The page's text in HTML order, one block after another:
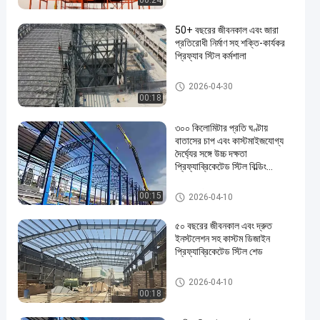
00:18
50+ বছরের জীবনকাল এবং জারা
প্রতিরোধী নির্মাণ সহ শক্তি-কার্যকর
প্রিফ্যাব স্টিল কর্মশালা
পিইবি স্টিল বিল্ডিং
2026-04-30
00:15
৩০০ কিলোমিটার প্রতি ঘণ্টায়
বাতাসের চাপ এবং কাস্টমাইজযোগ্য
দৈর্ঘ্যের সঙ্গে উচ্চ দক্ষতা
প্রিফ্যাব্রিকেটেড স্টিল বিল্ডিং
ইস্পাত কাঠামো গুদাম
2026-04-10
00:18
৫০ বছরের জীবনকাল এবং দ্রুত
ইনস্টলেশন সহ কাস্টম ডিজাইন
প্রিফ্যাব্রিকেটেড স্টিল শেড
ইস্পাত শ্যাড নির্মাণ
2026-04-10